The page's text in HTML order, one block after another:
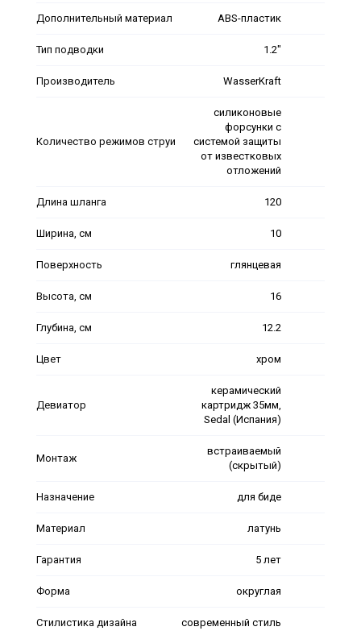
Дополнительный материал ABS-пластик
Тип подводки 1.2"
Производитель WasserKraft
Количество режимов струи
силиконовые
форсунки с
системой защиты
от известковых
отложений
Длина шланга 120
Ширина, см 10
Поверхность глянцевая
Высота, см 16
Глубина, см 12.2
Цвет хром
Девиатор
керамический
картридж 35мм,
Sedal (Испания)
Монтаж
встраиваемый
(скрытый)
Назначение для биде
Материал латунь
Гарантия 5 лет
Форма округлая
Стилистика дизайна современный стиль